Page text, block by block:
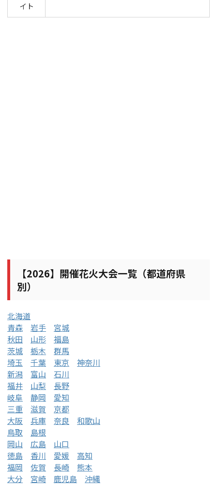
イト
【2026】開催花火大会一覧（都道府県
別）
北海道
青森
岩手
宮城
秋田
山形
福島
茨城
栃木
群馬
埼玉
千葉 東京
神奈川
新潟
富山
石川
福井
山梨
長野
岐阜
静岡
愛知
三重
滋賀
京都
大阪
兵庫 奈良
和歌山
鳥取
島根
岡山
広島
山口
徳島
香川 愛媛
高知
福岡
佐賀 長崎
熊本
大分
宮崎 鹿児島 沖縄